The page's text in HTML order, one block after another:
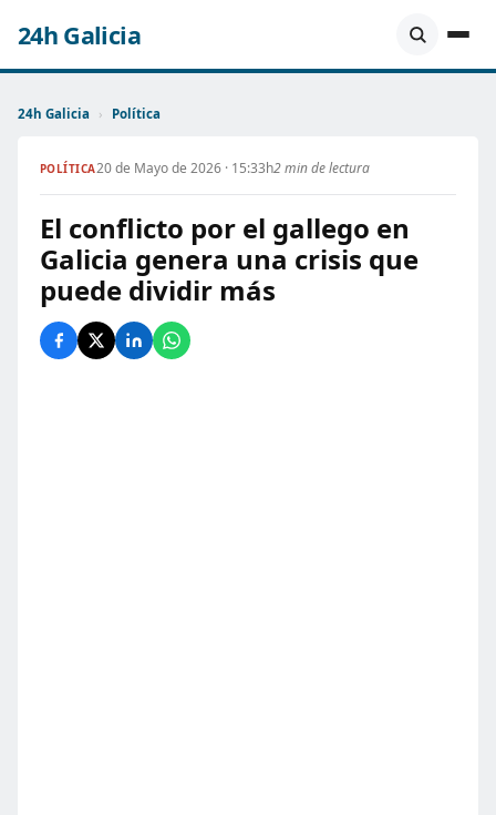
24h Galicia
24h Galicia › Política
POLÍTICA20 de Mayo de 2026 · 15:33h2 min de lectura
El conflicto por el gallego en
Galicia genera una crisis que
puede dividir más